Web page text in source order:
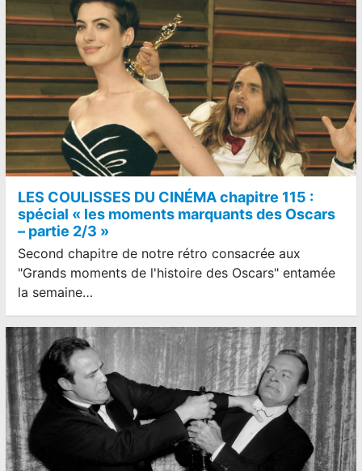
LES COULISSES DU CINÉMA chapitre 115 :
spécial « les moments marquants des Oscars
– partie 2/3 »
Second chapitre de notre rétro consacrée aux
"Grands moments de l'histoire des Oscars" entamée
la semaine…